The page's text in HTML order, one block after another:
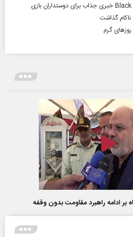
گذاشت
گرم
بر ادامه راهبرد مقاومت بدون وقفه